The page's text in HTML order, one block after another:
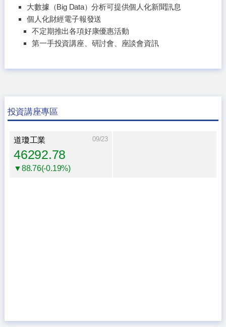
大數據（Big Data）分析可提供個人化新聞訊息
個人化財經電子報發送
不定期推出各項好康優惠活動
第一手投資講座、研討會、座談會資訊
投資講座專區
道瓊工業 09/23
46292.78
▼88.76(-0.19%)